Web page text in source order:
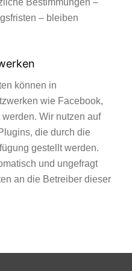
Bestimmungen –
– bleiben
können in
wie Facebook,
Wir nutzen auf
die durch die
gestellt werden.
und ungefragt
an die Betreiber dieser